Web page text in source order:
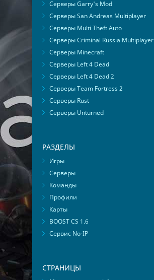
Серверы Garry's Mod
Серверы San Andreas Multiplayer
Серверы Multi Theft Auto
Серверы Criminal Russia Multiplayer
Серверы Minecraft
Серверы Left 4 Dead
Серверы Left 4 Dead 2
Серверы Team Fortress 2
Серверы Rust
Серверы Unturned
РАЗДЕЛЫ
Игры
Серверы
Команды
Профили
Карты
BOOST CS 1.6
Сервис No-IP
СТРАНИЦЫ